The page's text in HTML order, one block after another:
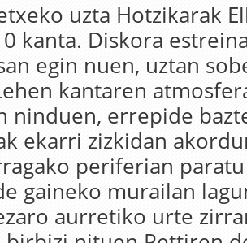
uzta Hotzikarak
kanta. Diskora
egin nuen, uztan
kantaren
ninduen, errepide
ekarri zizkidan
periferian
gaineko murailan
aurretiko urte